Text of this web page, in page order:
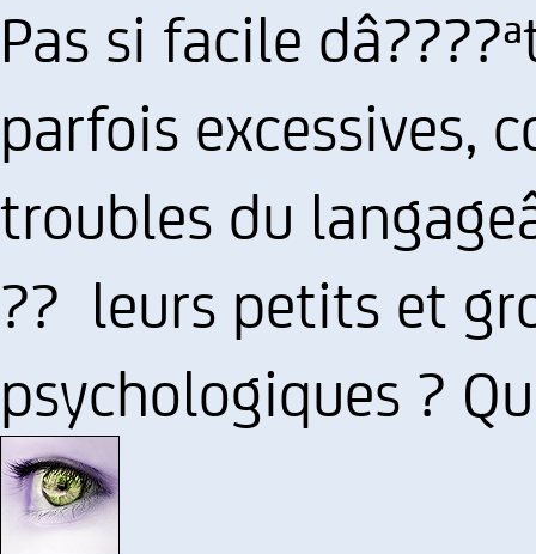
Pas si facile
parfois excessives,
troubles du
?? leurs petits et
psychologiques ?